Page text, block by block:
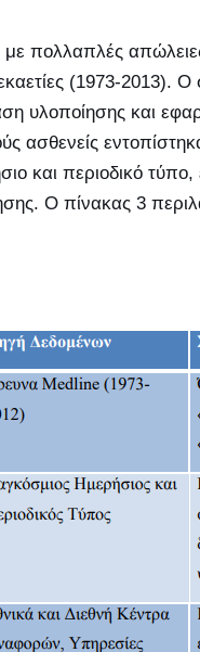
πολλαπλές
(1973-2013).
υλοποίησης και
ασθενείς
και περιοδικό
Ο πίνακας 3